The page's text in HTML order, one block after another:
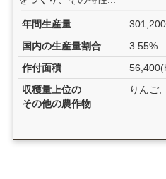
年間生産量
国内の生産量割合
3.55%
作付面積
収穫量上位の
その他の農作物
りんご,